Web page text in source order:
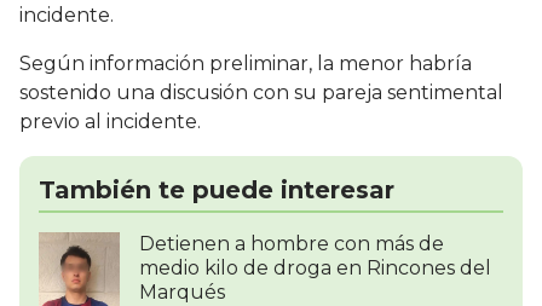
incidente.
Según información preliminar, la menor habría
sostenido una discusión con su pareja sentimental
previo al incidente.
También te puede interesar
Detienen a hombre con más de
medio kilo de droga en Rincones del
Marqués